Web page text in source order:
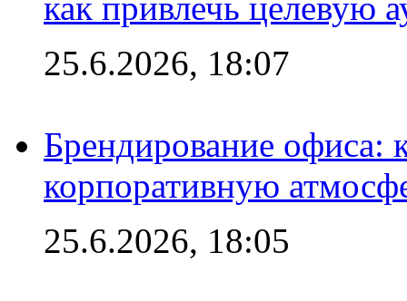
25.6.2026, 18:07
Брендирование офиса:
корпоративную
25.6.2026, 18:05